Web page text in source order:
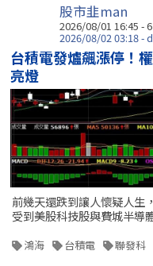
股市韭man
2026/08/01 16:45 -
2026/08/02 03:18 -
台積電發爐飆漲停！
亮燈
前幾天還跌到讓人懷疑人生
受到美股科技股與費城半導
鴻海 台積電 聯發科